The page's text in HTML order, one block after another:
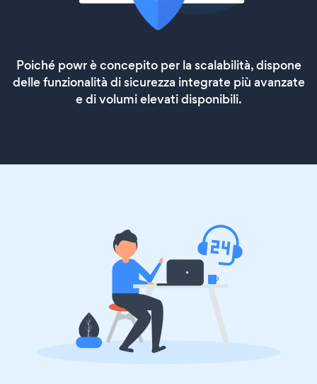
Poiché powr è concepito per la scalabilità, dispone
delle funzionalità di sicurezza integrate più avanzate
e di volumi elevati disponibili.